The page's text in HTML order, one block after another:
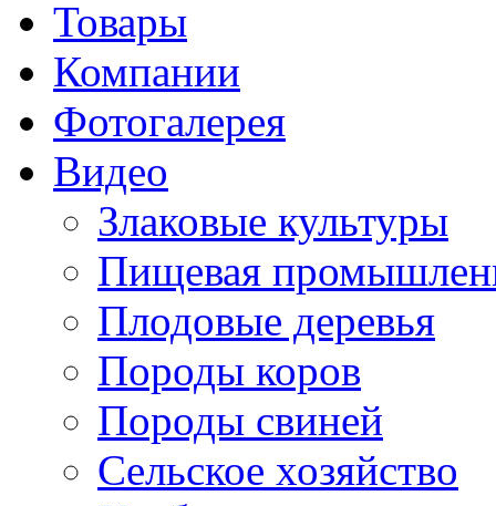
Товары
Компании
Фотогалерея
Видео
Злаковые культуры
Пищевая
Плодовые деревья
Породы коров
Породы свиней
Сельское хозяйство